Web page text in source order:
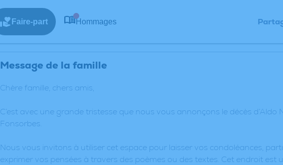
Faire-part Hommages
Message de la famille
Chère famille, chers amis,
C’est avec une grande tristesse que nous vous annonçons le décès
Fonsorbes.
Nous vous invitons à utiliser cet espace pour laisser vos condoléances,
exprimer vos pensées à travers des poèmes ou des textes. Cet endroit est